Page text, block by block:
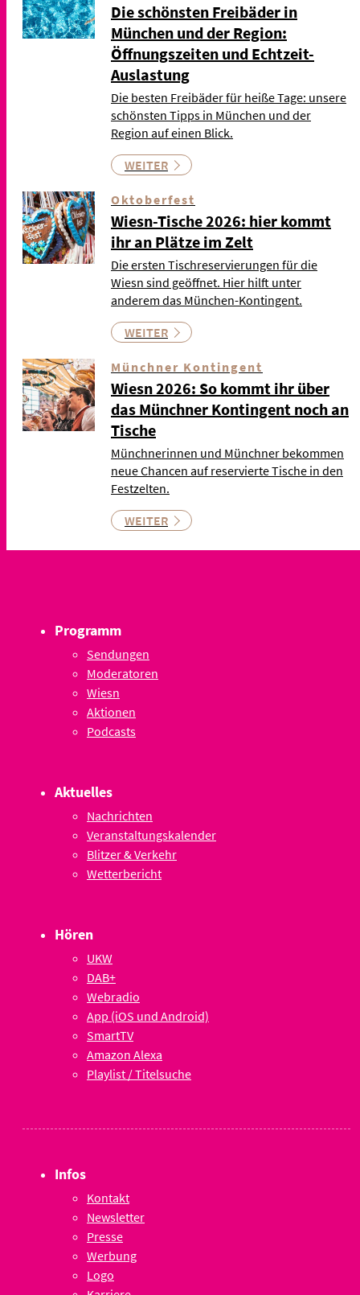
Die schönsten Freibäder in
München und der Region:
Öffnungszeiten und Echtzeit-
Auslastung
Die besten Freibäder für heiße Tage: unsere
schönsten Tipps in München und der
Region auf einen Blick.
WEITER
Oktoberfest
Wiesn-Tische 2026: hier kommt
ihr an Plätze im Zelt
Die ersten Tischreservierungen für die
Wiesn sind geöffnet. Hier hilft unter
anderem das München-Kontingent.
WEITER
Münchner Kontingent
Wiesn 2026: So kommt ihr über
das Münchner Kontingent noch an
Tische
Münchnerinnen und Münchner bekommen
neue Chancen auf reservierte Tische in den
Festzelten.
WEITER
Programm
Sendungen
Moderatoren
Wiesn
Aktionen
Podcasts
Aktuelles
Nachrichten
Veranstaltungskalender
Blitzer & Verkehr
Wetterbericht
Hören
UKW
DAB+
Webradio
App (iOS und Android)
SmartTV
Amazon Alexa
Playlist / Titelsuche
Infos
Kontakt
Newsletter
Presse
Werbung
Logo